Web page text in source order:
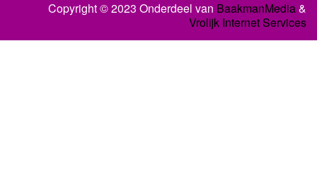
Copyright © 2023 Onderdeel van BaakmanMedia&
Vrolijk Internet Services